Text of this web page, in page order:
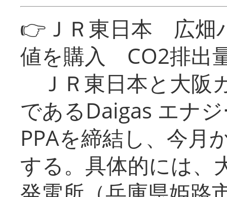
👉ＪＲ東日本 広畑
値を購入 CO2排出
ＪＲ東日本と大阪
であるDaigas エナ
PPAを締結し、今月
する。具体的には、